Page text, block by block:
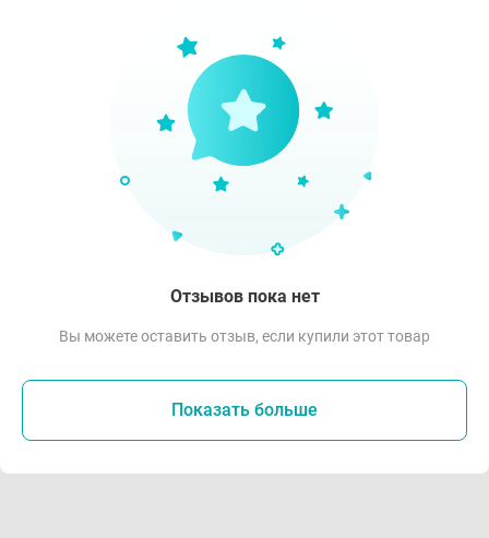
Отзывов пока нет
Вы можете оставить отзыв, если купили этот товар
Показать больше